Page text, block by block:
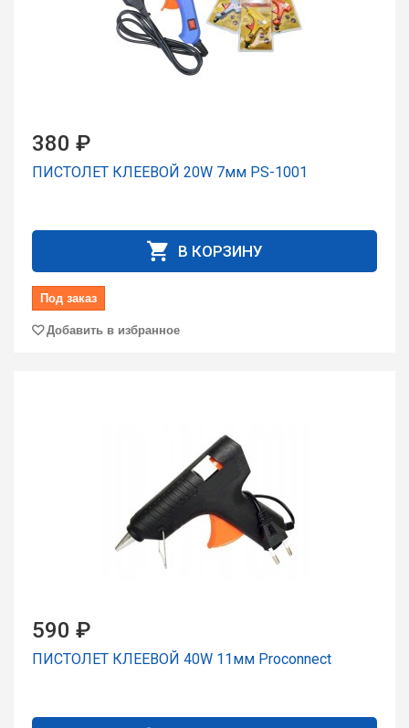
380 ₽
ПИСТОЛЕТ КЛЕЕВОЙ 20W 7мм PS-1001
В КОРЗИНУ
Под заказ
Добавить в избранное
590 ₽
ПИСТОЛЕТ КЛЕЕВОЙ 40W 11мм Proconnect